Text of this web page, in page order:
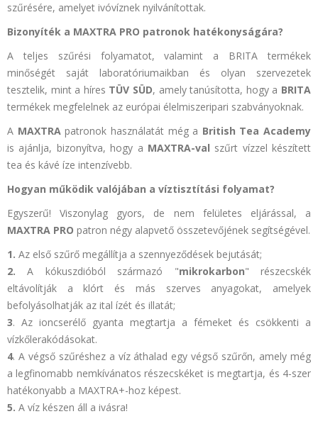
szűrésére, amelyet ivóvíznek nyilvánítottak.
Bizonyíték a MAXTRA PRO patronok hatékonyságára?
A teljes szűrési folyamatot, valamint a BRITA termékek
minőségét saját laboratóriumaikban és olyan szervezetek
tesztelik, mint a híres TÜV SÜD, amely tanúsította, hogy a BRITA
termékek megfelelnek az európai élelmiszeripari szabványoknak.
A MAXTRApatronok használatát még a British Tea Academy
is ajánlja, bizonyítva, hogy a MAXTRA-val szűrt vízzel készített
tea és kávé íze intenzívebb.
Hogyan működik valójában a víztisztítási folyamat?
Egyszerű! Viszonylag gyors, de nem felületes eljárással, a
MAXTRA PRO patron négy alapvető összetevőjének segítségével.
1. Az első szűrő megállítja a szennyeződések bejutását;
2. A kókuszdióból származó "mikrokarbon" részecskék
eltávolítják a klórt és más szerves anyagokat, amelyek
befolyásolhatják az ital ízét és illatát;
3. Az ioncserélő gyanta megtartja a fémeket és csökkenti a
vízkőlerakódásokat.
4. A végső szűréshez a víz áthalad egy végső szűrőn, amely még
a legfinomabb nemkívánatos részecskéket is megtartja, és 4-szer
hatékonyabb a MAXTRA+-hoz képest.
5. A víz készen áll a ivásra!